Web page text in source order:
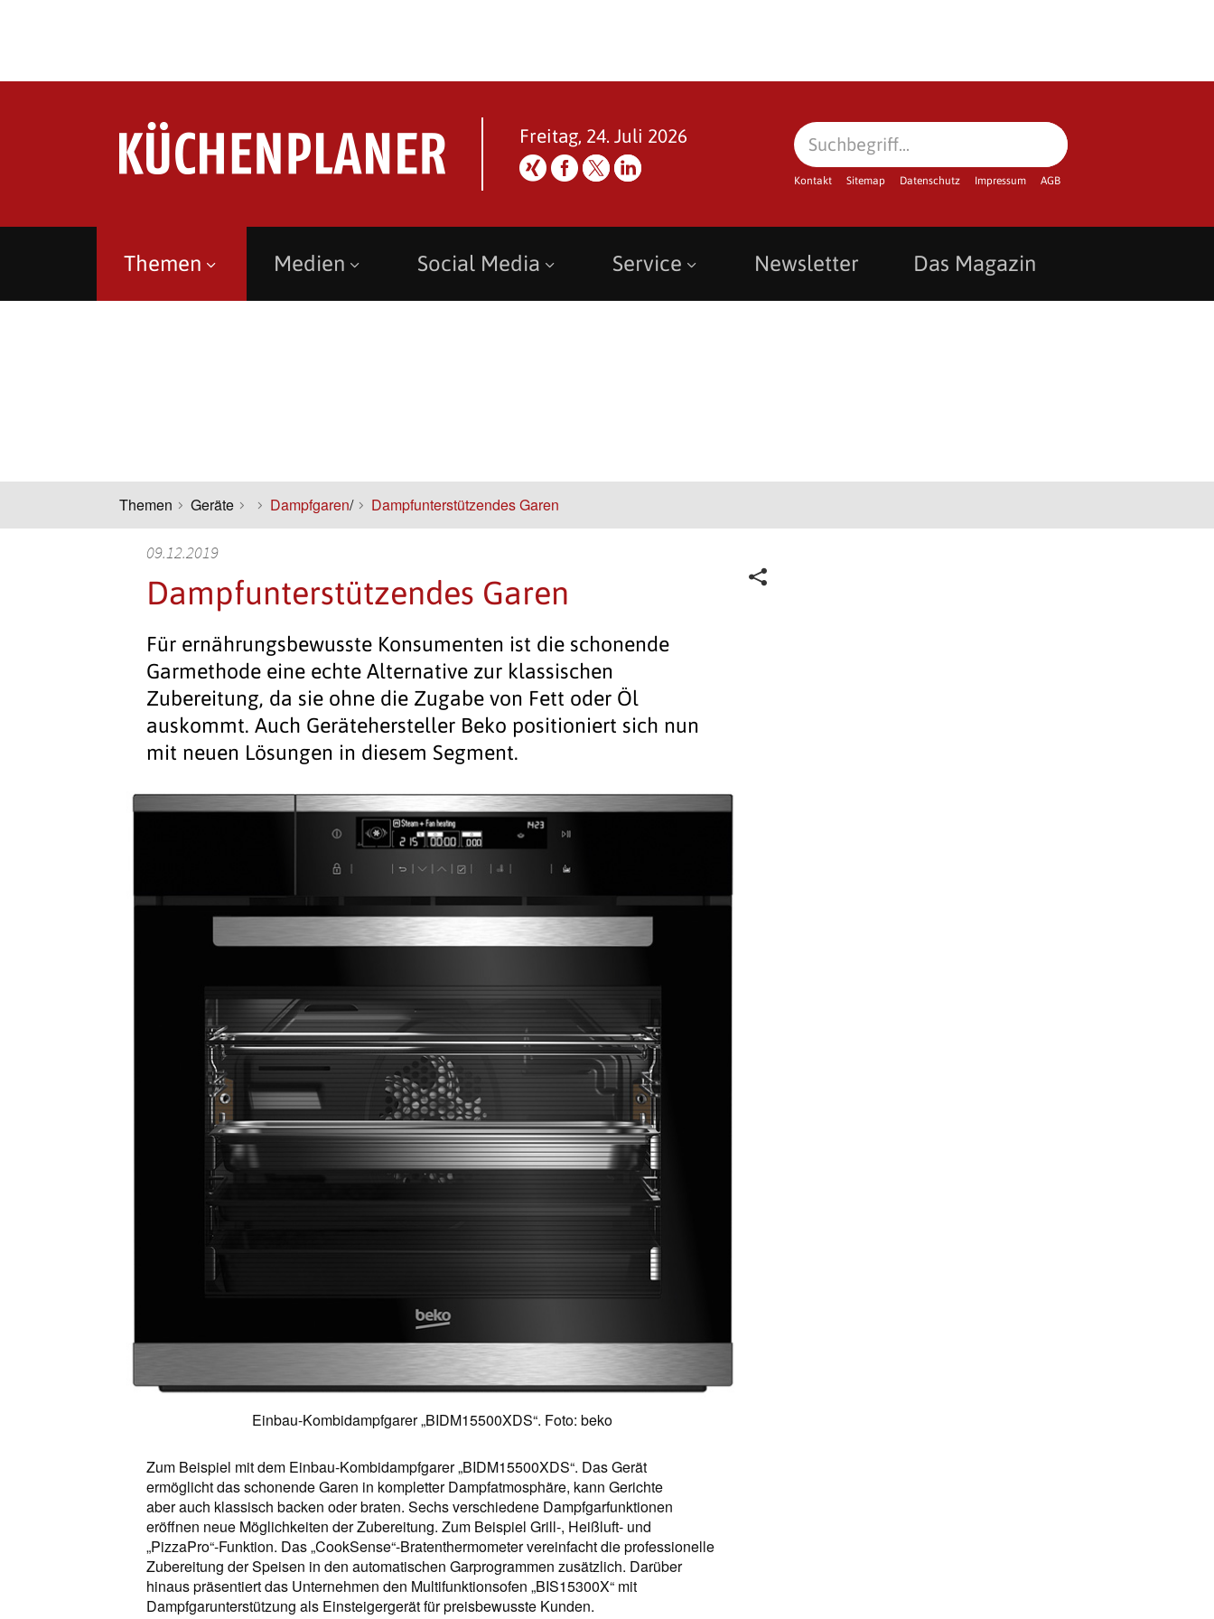
Freitag, 24. Juli 2026
Kontakt Sitemap Datenschutz Impressum AGB
Themen Medien Social Media Service Newsletter Das Magazin
Themen Geräte Dampfgaren/ Dampfunterstützendes Garen
09.12.2019
Dampfunterstützendes Garen
Für ernährungsbewusste Konsumenten ist die schonende
Garmethode eine echte Alternative zur klassischen
Zubereitung, da sie ohne die Zugabe von Fett oder Öl
auskommt. Auch Gerätehersteller Beko positioniert sich nun
mit neuen Lösungen in diesem Segment.
Einbau-Kombidampfgarer „BIDM15500XDS“. Foto: beko
Zum Beispiel mit dem Einbau-Kombidampfgarer „BIDM15500XDS“. Das Gerät
ermöglicht das schonende Garen in kompletter Dampfatmosphäre, kann Gerichte
aber auch klassisch backen oder braten. Sechs verschiedene Dampfgarfunktionen
eröffnen neue Möglichkeiten der Zubereitung. Zum Beispiel Grill-, Heißluft- und
„PizzaPro“-Funktion. Das „CookSense“-Bratenthermometer vereinfacht die professionelle
Zubereitung der Speisen in den automatischen Garprogrammen zusätzlich. Darüber
hinaus präsentiert das Unternehmen den Multifunktionsofen „BIS15300X“ mit
Dampfgarunterstützung als Einsteigergerät für preisbewusste Kunden.